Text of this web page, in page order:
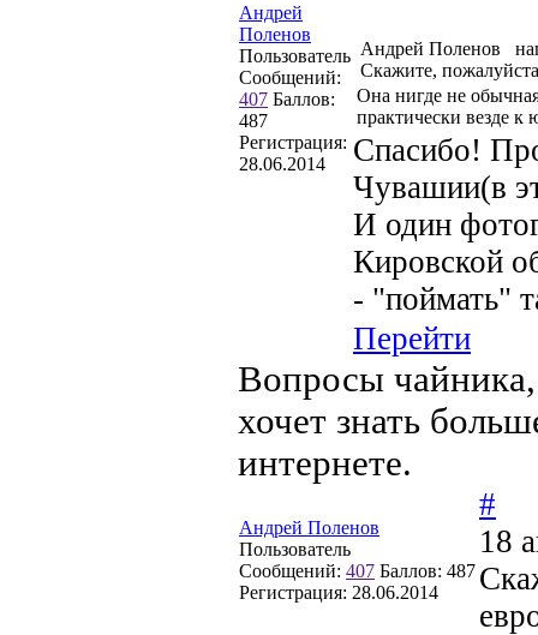
Андрей
Поленов
Пользователь
Сообщений:
407 Баллов:
487
Регистрация:
28.06.2014
Андрей Поленов
Скажите,
Она нигде не
практически везде
Спасибо!
Чувашии(в
И один
Кировской
- "поймать"
Перейти
Вопросы чайника,
хочет знать
интернете.
Андрей Поленов
Пользователь
Сообщений: 407 Баллов: 487
Регистрация: 28.06.2014
#
18